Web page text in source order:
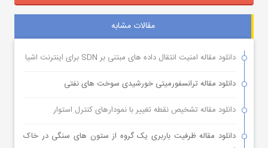
مقالات مشابه
دانلود مقاله امنیت انتقال داده های مبتنی بر SDN برای اینترنت اشیا
دانلود مقاله ترانسفورمیتی خورشیدی سوخت های نفتی
دانلود مقاله تشخیص نقطه تغییر با نمودارهای کنترل استوار
دانلود مقاله ظرفیت باربری یک گروه از ستون های سنگی در خاک